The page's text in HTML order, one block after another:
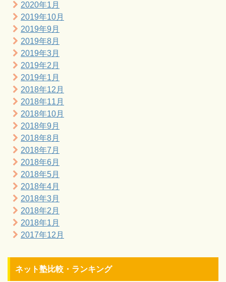
2020年1月
2019年10月
2019年9月
2019年8月
2019年3月
2019年2月
2019年1月
2018年12月
2018年11月
2018年10月
2018年9月
2018年8月
2018年7月
2018年6月
2018年5月
2018年4月
2018年3月
2018年2月
2018年1月
2017年12月
ネット塾比較・ランキング